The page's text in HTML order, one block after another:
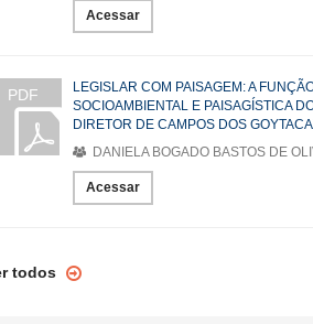
Acessar
PDF
LEGISLAR COM PAISAGEM: A
SOCIOAMBIENTAL E PAISAGÍSTICA
DIRETOR DE CAMPOS DOS
DANIELA BOGADO BASTOS DE
Acessar
todos